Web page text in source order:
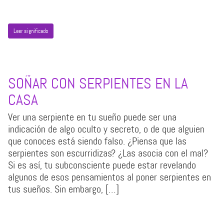
Leer significado
SOÑAR CON SERPIENTES EN LA
CASA
Ver una serpiente en tu sueño puede ser una
indicación de algo oculto y secreto, o de que alguien
que conoces está siendo falso. ¿Piensa que las
serpientes son escurridizas? ¿Las asocia con el mal?
Si es así, tu subconsciente puede estar revelando
algunos de esos pensamientos al poner serpientes en
tus sueños. Sin embargo, […]